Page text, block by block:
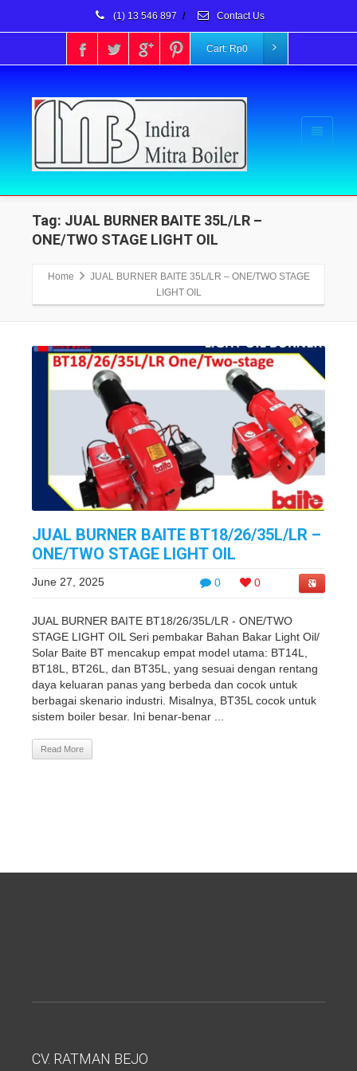
(1) 13 546 897 / Contact Us
Cart: Rp0
Tag: JUAL BURNER BAITE 35L/LR –
ONE/TWO STAGE LIGHT OIL
Home
JUAL BURNER BAITE 35L/LR – ONE/TWO STAGE
LIGHT OIL
JUAL BURNER BAITE BT18/26/35L/LR –
ONE/TWO STAGE LIGHT OIL
0 0
June 27, 2025
JUAL BURNER BAITE BT18/26/35L/LR - ONE/TWO
STAGE LIGHT OIL Seri pembakar Bahan Bakar Light Oil/
Solar Baite BT mencakup empat model utama: BT14L,
BT18L, BT26L, dan BT35L, yang sesuai dengan rentang
daya keluaran panas yang berbeda dan cocok untuk
berbagai skenario industri. Misalnya, BT35L cocok untuk
sistem boiler besar. Ini benar-benar ...
Read More
CV. RATMAN BEJO